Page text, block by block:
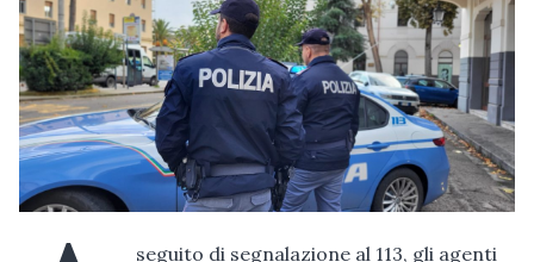
seguito di segnalazione al 113, gli agenti